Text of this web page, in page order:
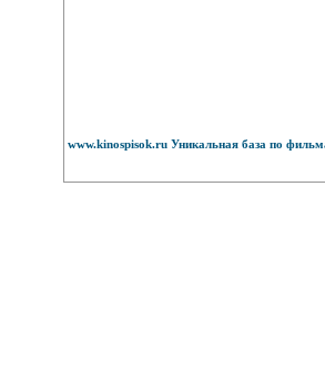
www.kinospisok.ru Уникальная база по